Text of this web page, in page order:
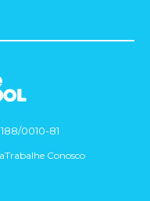
0010-81
Trabalhe Conosco